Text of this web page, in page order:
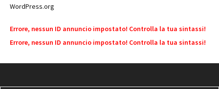
WordPress.org
Errore, nessun ID annuncio impostato! Controlla la tua sintassi!
Errore, nessun ID annuncio impostato! Controlla la tua sintassi!